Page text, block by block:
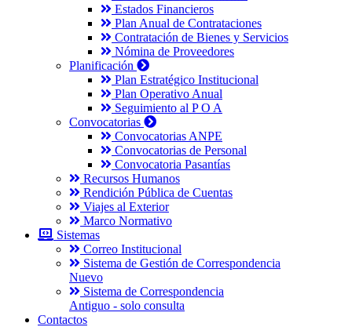
Estados Financieros
Plan Anual de Contrataciones
Contratación de Bienes y Servicios
Nómina de Proveedores
Planificación
Plan Estratégico Institucional
Plan Operativo Anual
Seguimiento al P O A
Convocatorias
Convocatorias ANPE
Convocatorias de Personal
Convocatoria Pasantías
Recursos Humanos
Rendición Pública de Cuentas
Viajes al Exterior
Marco Normativo
Sistemas
Correo Institucional
Sistema de Gestión de Correspondencia
Nuevo
Sistema de Correspondencia
Antiguo - solo consulta
Contactos